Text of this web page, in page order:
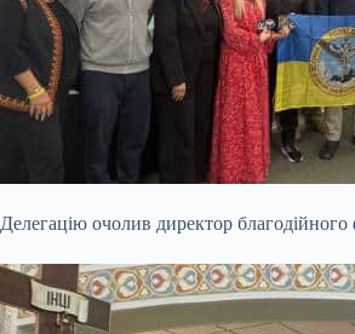
Делегацію очолив директор